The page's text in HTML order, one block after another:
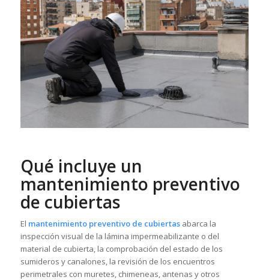
Qué incluye un
mantenimiento preventivo
de cubiertas
El mantenimiento preventivo de cubiertasabarca la
inspección visual de la lámina impermeabilizante o del
material de cubierta, la comprobación del estado de los
sumideros y canalones, la revisión de los encuentros
perimetrales con muretes, chimeneas, antenas y otros